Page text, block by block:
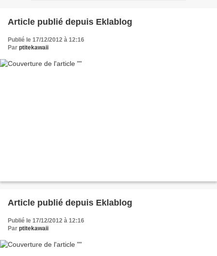
Article publié depuis Eklablog
Publié le 17/12/2012 à 12:16
Par ptitekawaii
Article publié depuis Eklablog
Publié le 17/12/2012 à 12:16
Par ptitekawaii